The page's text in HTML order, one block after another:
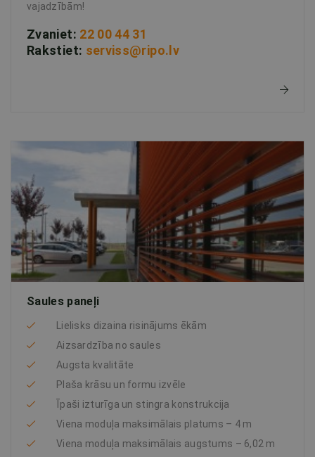
vajadzībām!
Zvaniet: 22 00 44 31
Rakstiet: serviss@ripo.lv
Saules paneļi
Lielisks dizaina risinājums ēkām
Aizsardzība no saules
Augsta kvalitāte
Plaša krāsu un formu izvēle
Īpaši izturīga un stingra konstrukcija
Viena moduļa maksimālais platums – 4 m
Viena moduļa maksimālais augstums – 6,02 m